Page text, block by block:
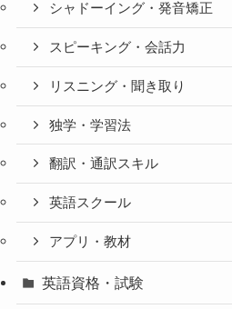
シャドーイング・発音矯正
スピーキング・会話力
リスニング・聞き取り
独学・学習法
翻訳・通訳スキル
英語スクール
アプリ・教材
英語資格・試験